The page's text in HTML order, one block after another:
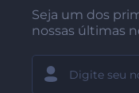
Seja um dos
nossas últimas